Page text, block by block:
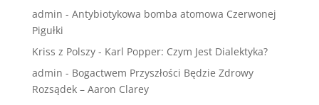
admin - Antybiotykowa bomba atomowa Czerwonej
Pigułki
Kriss z Polszy- Karl Popper: Czym Jest Dialektyka?
admin - Bogactwem Przyszłości Będzie Zdrowy
Rozsądek – Aaron Clarey